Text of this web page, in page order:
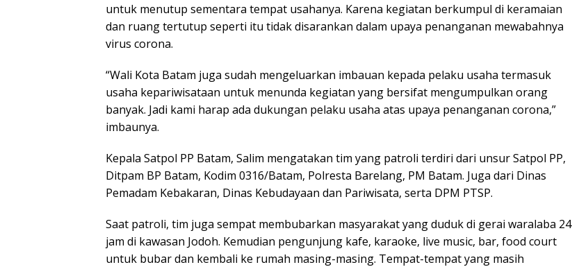
untuk menutup sementara tempat usahanya. Karena kegiatan berkumpul di keramaian
dan ruang tertutup seperti itu tidak disarankan dalam upaya penanganan mewabahnya
virus corona.
“Wali Kota Batam juga sudah mengeluarkan imbauan kepada pelaku usaha termasuk
usaha kepariwisataan untuk menunda kegiatan yang bersifat mengumpulkan orang
banyak. Jadi kami harap ada dukungan pelaku usaha atas upaya penanganan corona,”
imbaunya.
Kepala Satpol PP Batam, Salim mengatakan tim yang patroli terdiri dari unsur Satpol PP,
Ditpam BP Batam, Kodim 0316/Batam, Polresta Barelang, PM Batam. Juga dari Dinas
Pemadam Kebakaran, Dinas Kebudayaan dan Pariwisata, serta DPM PTSP.
Saat patroli, tim juga sempat membubarkan masyarakat yang duduk di gerai waralaba 24
jam di kawasan Jodoh. Kemudian pengunjung kafe, karaoke, live music, bar, food court
untuk bubar dan kembali ke rumah masing-masing. Tempat-tempat yang masih